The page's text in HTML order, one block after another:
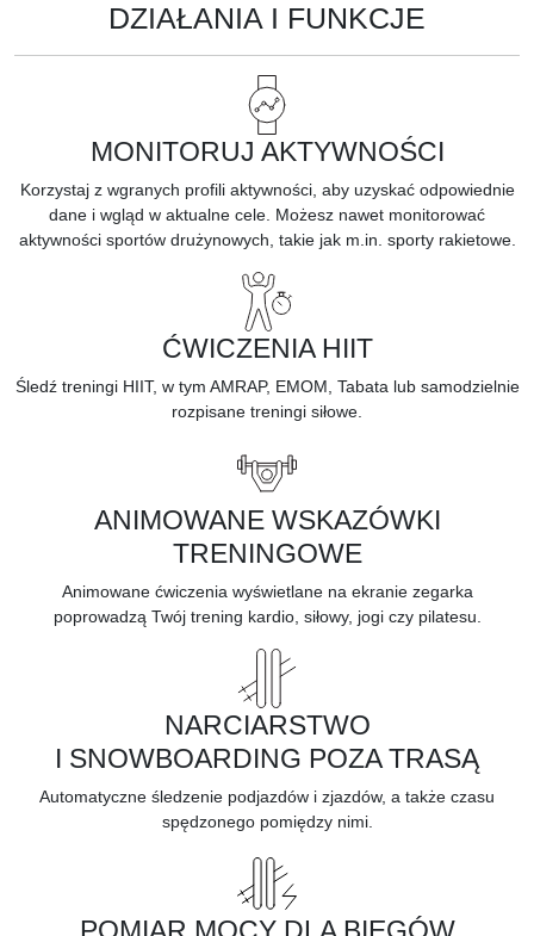
DZIAŁANIA I FUNKCJE
MONITORUJ AKTYWNOŚCI
Korzystaj z wgranych profili aktywności, aby uzyskać odpowiednie
dane i wgląd w aktualne cele. Możesz nawet monitorować
aktywności sportów drużynowych, takie jak m.in. sporty rakietowe.
ĆWICZENIA HIIT
Śledź treningi HIIT, w tym AMRAP, EMOM, Tabata lub samodzielnie
rozpisane treningi siłowe.
ANIMOWANE WSKAZÓWKI
TRENINGOWE
Animowane ćwiczenia wyświetlane na ekranie zegarka
poprowadzą Twój trening kardio, siłowy, jogi czy pilatesu.
NARCIARSTWO
I SNOWBOARDING POZA TRASĄ
Automatyczne śledzenie podjazdów i zjazdów, a także czasu
spędzonego pomiędzy nimi.